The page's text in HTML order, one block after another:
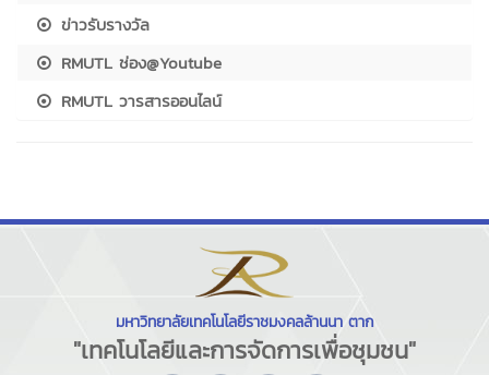
ข่าวรับรางวัล
RMUTL ช่อง@Youtube
RMUTL วารสารออนไลน์
มหาวิทยาลัยเทคโนโลยีราชมงคลล้านนา ตาก
"เทคโนโลยีและการจัดการเพื่อชุมชน"